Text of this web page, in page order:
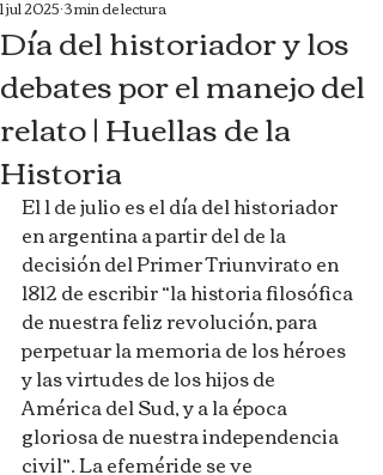
Día del historiador y los
debates por el manejo del
relato | Huellas de la
Historia
1 jul 2025 3 min de lectura
El 1 de julio es el día del historiador
en argentina a partir del de la
decisión del Primer Triunvirato en
1812 de escribir “la historia filosófica
de nuestra feliz revolución, para
perpetuar la memoria de los héroes
y las virtudes de los hijos de
América del Sud, y a la época
gloriosa de nuestra independencia
civil”. La efeméride se ve